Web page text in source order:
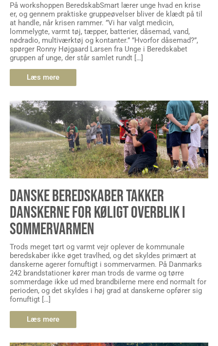
På workshoppen BeredskabSmart lærer unge hvad en krise
er, og gennem praktiske gruppeøvelser bliver de klædt på til
at handle, når krisen rammer. ”Vi har valgt medicin,
lommelygte, varmt tøj, tæpper, batterier, dåsemad, vand,
nødradio, multiværktøj og kontanter.” ”Hvorfor dåsemad?”,
spørger Ronny Højgaard Larsen fra Unge i Beredskabet
gruppen af unge, der står samlet rundt […]
Læs mere
DANSKE BEREDSKABER TAKKER
DANSKERNE FOR KØLIGT OVERBLIK I
SOMMERVARMEN
Trods meget tørt og varmt vejr oplever de kommunale
beredskaber ikke øget travlhed, og det skyldes primært at
danskerne agerer fornuftigt i sommervarmen. På Danmarks
242 brandstationer kører man trods de varme og tørre
sommerdage ikke ud med brandbilerne mere end normalt for
perioden, og det skyldes i høj grad at danskerne opfører sig
fornuftigt […]
Læs mere